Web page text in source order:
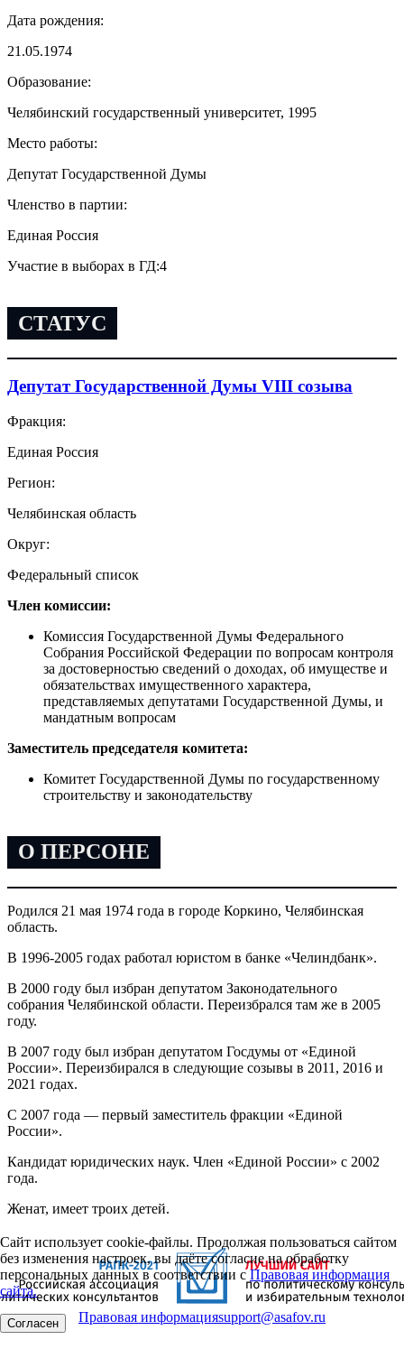
Дата рождения:
21.05.1974
Образование:
Челябинский государственный университет, 1995
Место работы:
Депутат Государственной Думы
Членство в партии:
Единая Россия
Участие в выборах в ГД:4
СТАТУС
Депутат Государственной Думы VIII созыва
Фракция:
Единая Россия
Регион:
Челябинская область
Округ:
Федеральный список
Член комиссии:
Комиссия Государственной Думы Федерального
Собрания Российской Федерации по вопросам контроля
за достоверностью сведений о доходах, об имуществе и
обязательствах имущественного характера,
представляемых депутатами Государственной Думы, и
мандатным вопросам
Заместитель председателя комитета:
Комитет Государственной Думы по государственному
строительству и законодательству
О ПЕРСОНЕ
Родился 21 мая 1974 года в городе Коркино, Челябинская
область.
В 1996-2005 годах работал юристом в банке «Челиндбанк».
В 2000 году был избран депутатом Законодательного
собрания Челябинской области. Переизбрался там же в 2005
году.
В 2007 году был избран депутатом Госдумы от «Единой
России». Переизбирался в следующие созывы в 2011, 2016 и
2021 годах.
С 2007 года — первый заместитель фракции «Единой
России».
Кандидат юридических наук. Член «Единой России» с 2002
года.
Женат, имеет троих детей.
Сайт использует cookie-файлы. Продолжая пользоваться сайтом
без изменения настроек, вы даёте согласие на обработку
персональных данных в соответствии сПравовая информация
сайта.
Согласен Правовая информацияsupport@asafov.ru